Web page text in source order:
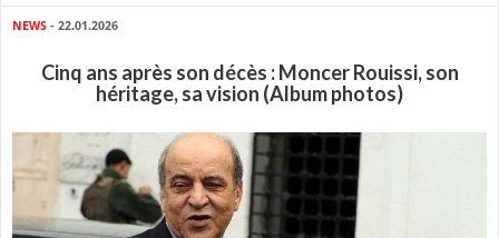
NEWS - 22.01.2026
Cinq ans après son décès : Moncer Rouissi, son
héritage, sa vision (Album photos)